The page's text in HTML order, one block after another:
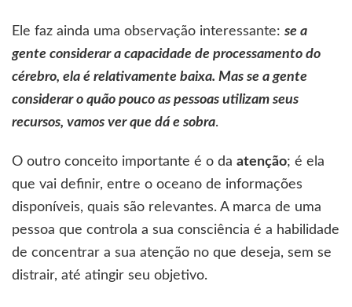
Ele faz ainda uma observação interessante: se a
gente considerar a capacidade de processamento do
cérebro, ela é relativamente baixa. Mas se a gente
considerar o quão pouco as pessoas utilizam seus
recursos, vamos ver que dá e sobra.
O outro conceito importante é o da atenção; é ela
que vai definir, entre o oceano de informações
disponíveis, quais são relevantes. A marca de uma
pessoa que controla a sua consciência é a habilidade
de concentrar a sua atenção no que deseja, sem se
distrair, até atingir seu objetivo.